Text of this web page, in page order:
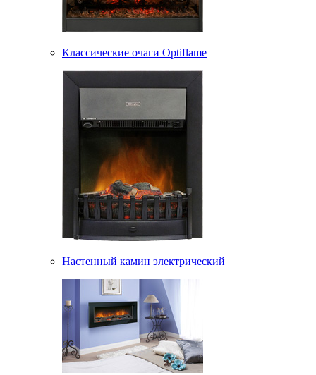
Классические очаги Optiflame
Настенный камин электрический